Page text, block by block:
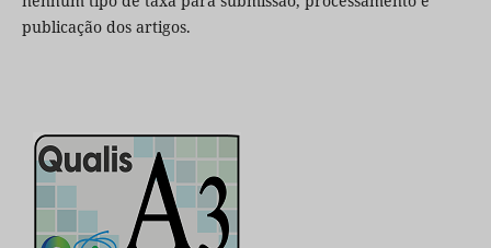
publicação dos artigos.